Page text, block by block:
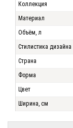
Коллекция
Материал
Объём, л
Стилистика дизайна
Страна
Форма
Цвет
Ширина, см